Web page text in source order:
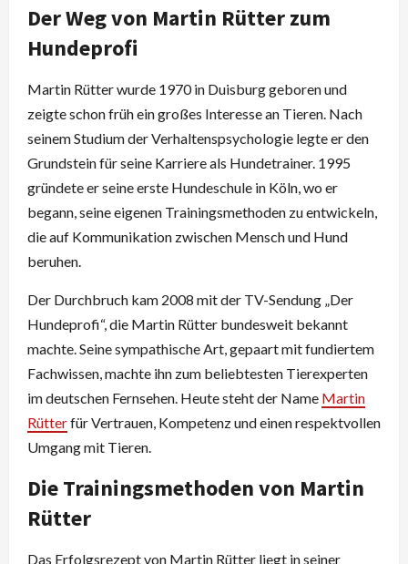
Der Weg von Martin Rütter zum
Hundeprofi
Martin Rütter wurde 1970 in Duisburg geboren und
zeigte schon früh ein großes Interesse an Tieren. Nach
seinem Studium der Verhaltenspsychologie legte er den
Grundstein für seine Karriere als Hundetrainer. 1995
gründete er seine erste Hundeschule in Köln, wo er
begann, seine eigenen Trainingsmethoden zu entwickeln,
die auf Kommunikation zwischen Mensch und Hund
beruhen.
Der Durchbruch kam 2008 mit der TV-Sendung „Der
Hundeprofi“, die Martin Rütter bundesweit bekannt
machte. Seine sympathische Art, gepaart mit fundiertem
Fachwissen, machte ihn zum beliebtesten Tierexperten
im deutschen Fernsehen. Heute steht der Name Martin
Rütterfür Vertrauen, Kompetenz und einen respektvollen
Umgang mit Tieren.
Die Trainingsmethoden von Martin
Rütter
Das Erfolgsrezept von Martin Rütter liegt in seiner